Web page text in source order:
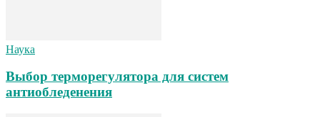
Наука
Выбор терморегулятора для систем
антиобледенения